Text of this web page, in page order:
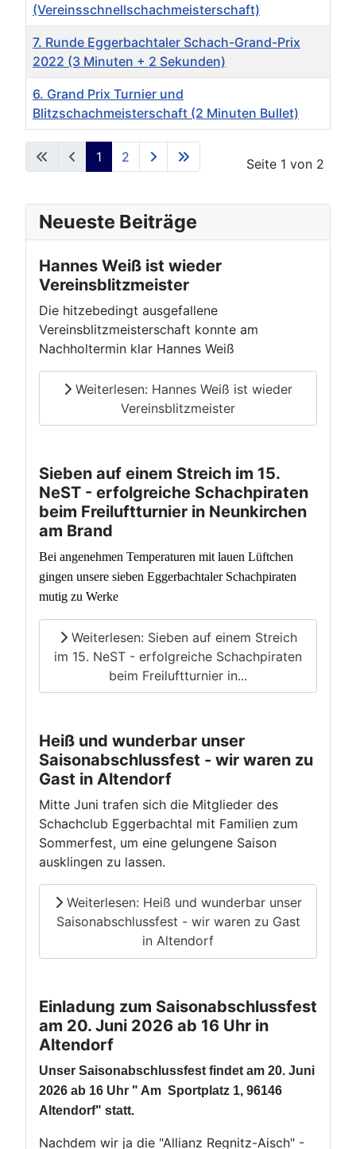
Neueste Beiträge
Hannes Weiß ist wieder
Vereinsblitzmeister
Die hitzebedingt ausgefallene
Vereinsblitzmeisterschaft konnte am
Nachholtermin klar Hannes Weiß
Weiterlesen: Hannes Weiß ist wieder
Vereinsblitzmeister
Sieben auf einem Streich im 15.
NeST - erfolgreiche Schachpiraten
beim Freiluftturnier in Neunkirchen
am Brand
Bei angenehmen Temperaturen mit lauen Lüftchen
gingen unsere sieben Eggerbachtaler Schachpiraten
mutig zu Werke
Weiterlesen: Sieben auf einem Streich
im 15. NeST - erfolgreiche Schachpiraten
beim Freiluftturnier in...
Heiß und wunderbar unser
Saisonabschlussfest - wir waren zu
Gast in Altendorf
Mitte Juni trafen sich die Mitglieder des
Schachclub Eggerbachtal mit Familien zum
Sommerfest, um eine gelungene Saison
ausklingen zu lassen.
Weiterlesen: Heiß und wunderbar unser
Saisonabschlussfest - wir waren zu Gast
in Altendorf
Einladung zum Saisonabschlussfest
am 20. Juni 2026 ab 16 Uhr in
Altendorf
Unser Saisonabschlussfest findet am 20. Juni
2026 ab 16 Uhr " Am Sportplatz 1, 96146
Altendorf" statt.
Nachdem wir ja die "Allianz Regnitz-Aisch" -
Beiträge
(Vereinsschnellschachmeisterschaft)
7. Runde Eggerbachtaler Schach-Grand-Prix
2022 (3 Minuten + 2 Sekunden)
6. Grand Prix Turnier und
Blitzschachmeisterschaft (2 Minuten Bullet)
Seite 1 von 2
1 2